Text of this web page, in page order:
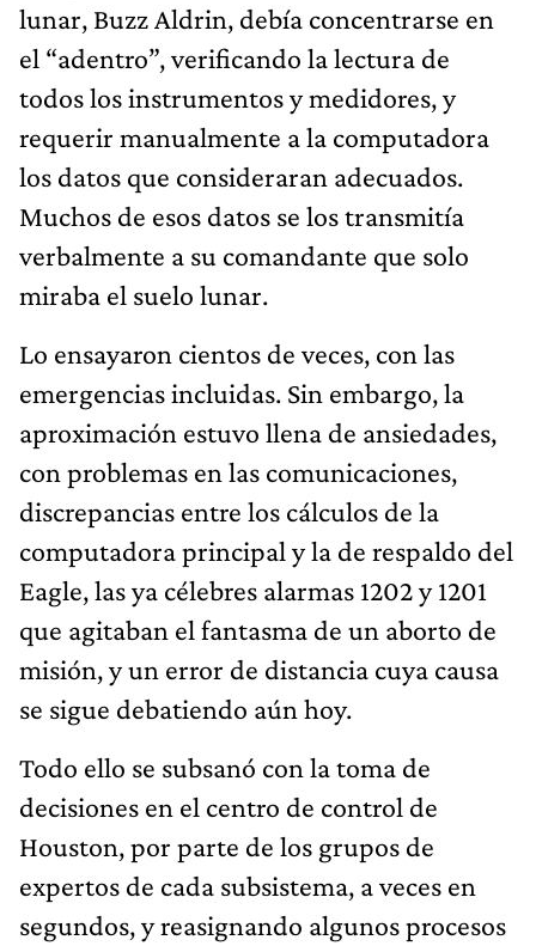
lunar, Buzz Aldrin, debía concentrarse en
el “adentro”, verificando la lectura de
todos los instrumentos y medidores, y
requerir manualmente a la computadora
los datos que consideraran adecuados.
Muchos de esos datos se los transmitía
verbalmente a su comandante que solo
miraba el suelo lunar.
Lo ensayaron cientos de veces, con las
emergencias incluidas. Sin embargo, la
aproximación estuvo llena de ansiedades,
con problemas en las comunicaciones,
discrepancias entre los cálculos de la
computadora principal y la de respaldo del
Eagle, las ya célebres alarmas 1202 y 1201
que agitaban el fantasma de un aborto de
misión, y un error de distancia cuya causa
se sigue debatiendo aún hoy.
Todo ello se subsanó con la toma de
decisiones en el centro de control de
Houston, por parte de los grupos de
expertos de cada subsistema, a veces en
segundos, y reasignando algunos procesos